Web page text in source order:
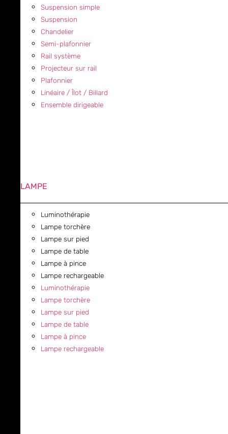
Suspension simple
Suspension
Chandelier
Semi-plafonnier
Rail système
Projecteur sur rail
Plafonnier
Linéaire / Îlot / Billard
Ensemble dirigeable
LAMPE
Luminothérapie
Lampe torchère
Lampe sur pied
Lampe de table
Lampe à pince
Lampe rechargeable
Luminothérapie
Lampe torchère
Lampe sur pied
Lampe de table
Lampe à pince
Lampe rechargeable